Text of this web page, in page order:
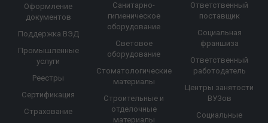
Оформление
документов
Поддержка ВЭД
Промышленные
услуги
Реестры
Сертификация
Страхование
Санитарно-
гигиеническое
оборудование
Световое
оборудование
Стоматологические
материалы
Строительные и
отделочные
материалы
Ответственный
поставщик
Социальная
франшиза
Ответственный
работодатель
Центры занятости
ВУЗов
Социальные